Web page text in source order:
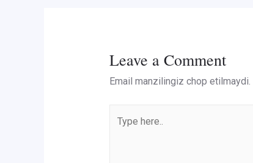
Leave a Comment
Email manzilingiz chop etilmaydi.
here..